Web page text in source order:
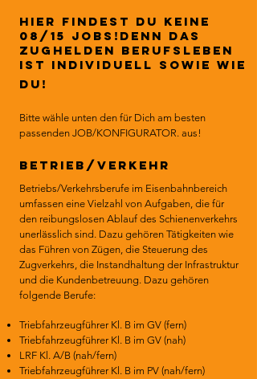
Hier findest DU keine
08/15 Jobs!Denn das
ZUGHELDEN Berufsleben
ist Individuell sowie wie
DU!
Bitte wähle unten den für Dich am besten
passenden JOB/KONFIGURATOR. aus!
Betrieb/Verkehr
Betriebs/Verkehrsberufe im Eisenbahnbereich
umfassen eine Vielzahl von Aufgaben, die für
den reibungslosen Ablauf des Schienenverkehrs
unerlässlich sind. Dazu gehören Tätigkeiten wie
das Führen von Zügen, die Steuerung des
Zugverkehrs, die Instandhaltung der Infrastruktur
und die Kundenbetreuung. Dazu gehören
folgende Berufe:
Triebfahrzeugführer Kl. B im GV (fern)
Triebfahrzeugführer Kl. B im GV (nah)
LRF Kl. A/B (nah/fern)
Triebfahrzeugführer Kl. B im PV (nah/fern)